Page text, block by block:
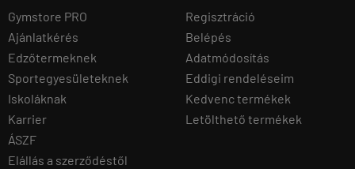
Gymstore PRO
Ajánlatkérés
Edzőtermeknek
Sportegyesületeknek
Iskoláknak
Karrier
ÁSZF
Elállás a szerződéstől
Regisztráció
Belépés
Adatmódosítás
Eddigi rendeléseim
Kedvenc termékek
Letölthető termékek